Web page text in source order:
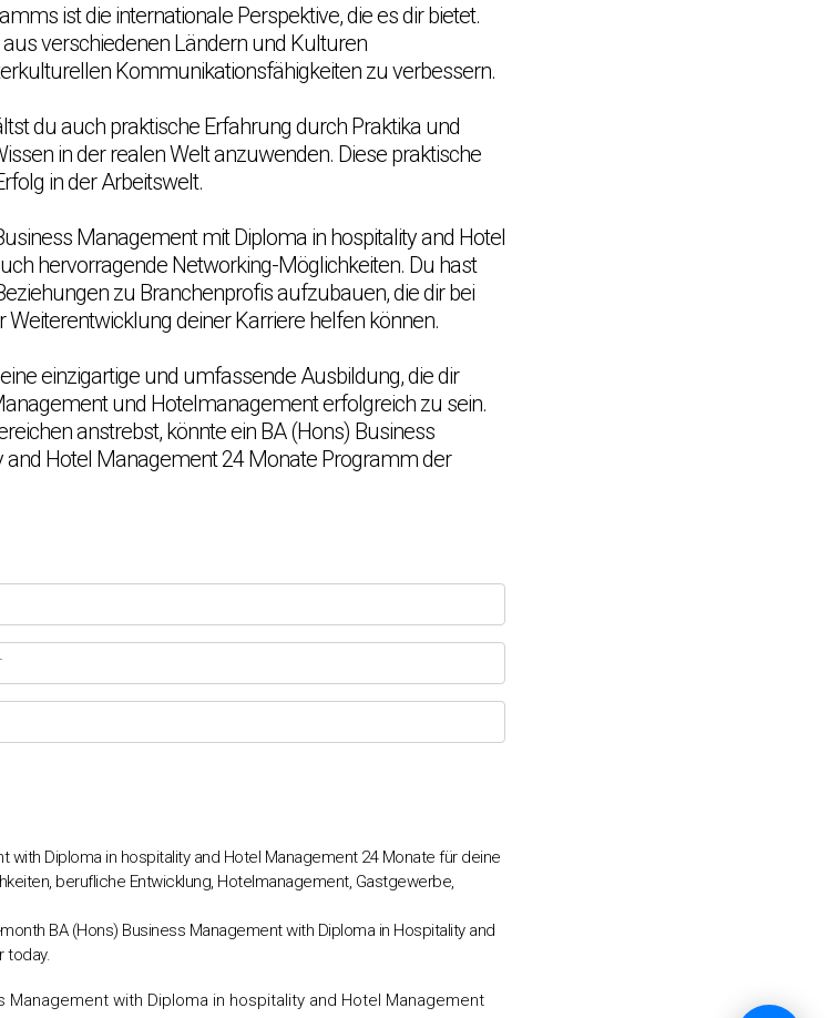
ist die internationale Perspektive, die es dir bietet.
verschiedenen Ländern und Kulturen
Kommunikationsfähigkeiten zu verbessern.
du auch praktische Erfahrung durch Praktika und
in der realen Welt anzuwenden. Diese praktische
in der Arbeitswelt.
Management mit Diploma in hospitality and Hotel
hervorragende Networking-Möglichkeiten. Du hast
zu Branchenprofis aufzubauen, die dir bei
deiner Karriere helfen können.
einzigartige und umfassende Ausbildung, die dir
und Hotelmanagement erfolgreich zu sein.
anstrebst, könnte ein BA (Hons) Business
Hotel Management 24 Monate Programm der
with Diploma in hospitality and Hotel Management 24 Monate für deine
berufliche Entwicklung, Hotelmanagement, Gastgewerbe,
BA (Hons) Business Management with Diploma in Hospitality and
today.
Management with Diploma in hospitality and Hotel Management